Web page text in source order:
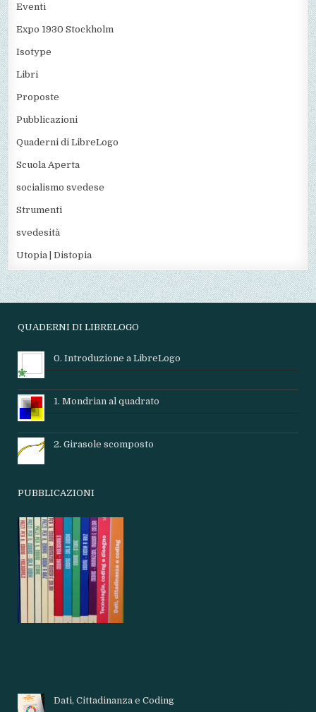
Eventi
Expo 1930 Stockholm
Isotype
Libri
Proposte
Pubblicazioni
Quaderni di LibreLogo
Scuola Aperta
socialismo svedese
Strumenti
svedesità
Utopia | Distopia
QUADERNI DI LIBRELOGO
0. Introduzione a LibreLogo
1. Mondrian al quadrato
2. Girasole scomposto
PUBBLICAZIONI
Dati, Cittadinanza e Coding